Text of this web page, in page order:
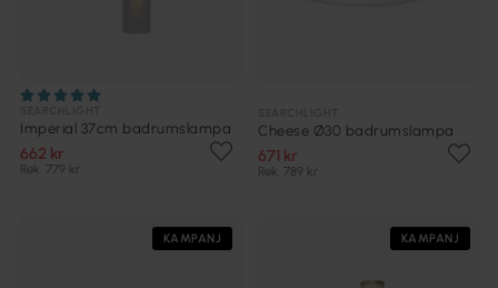
Imperial 37cm badrumslampa
662 kr
Rek. 779 kr
Cheese Ø30 badrumslampa
671 kr
Rek. 789 kr
KAMPANJ KAMPANJ